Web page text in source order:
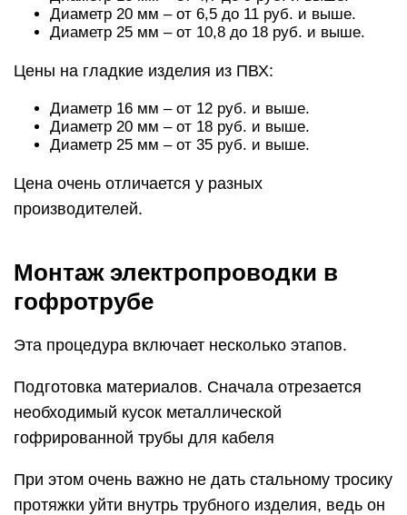
Диаметр 20 мм – от 6,5 до 11 руб. и выше.
Диаметр 25 мм – от 10,8 до 18 руб. и выше.
Цены на гладкие изделия из ПВХ:
Диаметр 16 мм – от 12 руб. и выше.
Диаметр 20 мм – от 18 руб. и выше.
Диаметр 25 мм – от 35 руб. и выше.
Цена очень отличается у разных
производителей.
Монтаж электропроводки в
гофротрубе
Эта процедура включает несколько этапов.
Подготовка материалов. Сначала отрезается
необходимый кусок металлической
гофрированной трубы для кабеля
При этом очень важно не дать стальному тросику
протяжки уйти внутрь трубного изделия, ведь он